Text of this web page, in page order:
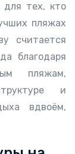
для тех, кто
пляжах
считается
благодаря
пляжам,
и
вдвоём,